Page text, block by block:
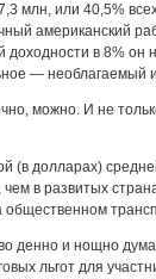
млн, или 40,5%
американский
доходности в 8%
— необлагаемый
можно. И не
(в долларах)
в развитых
денно и нощно
льгот для